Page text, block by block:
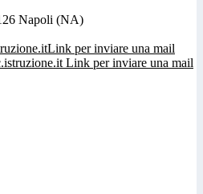
Napoli (NA)
Link per inviare una mail
Link per inviare una mail